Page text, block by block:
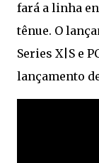
fará a linha
tênue. O
Series X|S e
lançamento